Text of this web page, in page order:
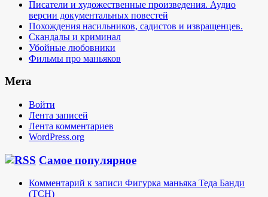
Писатели и художественные произведения. Аудио
версии документальных повестей
Похождения насильников, садистов и извращенцев.
Скандалы и криминал
Убойные любовники
Фильмы про маньяков
Мета
Войти
Лента записей
Лента комментариев
WordPress.org
Самое популярное
Комментарий к записи Фигурка маньяка Теда Банди
(TCH)